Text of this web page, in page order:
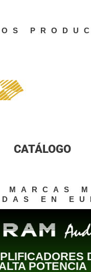
CATÁLOGO
MARCAS
EN
POTENCIA